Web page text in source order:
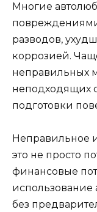
Многие
разводов,
коррозией.
неправильных
неподходящих
подготовки
Неправильное
это не просто
финансовые
без